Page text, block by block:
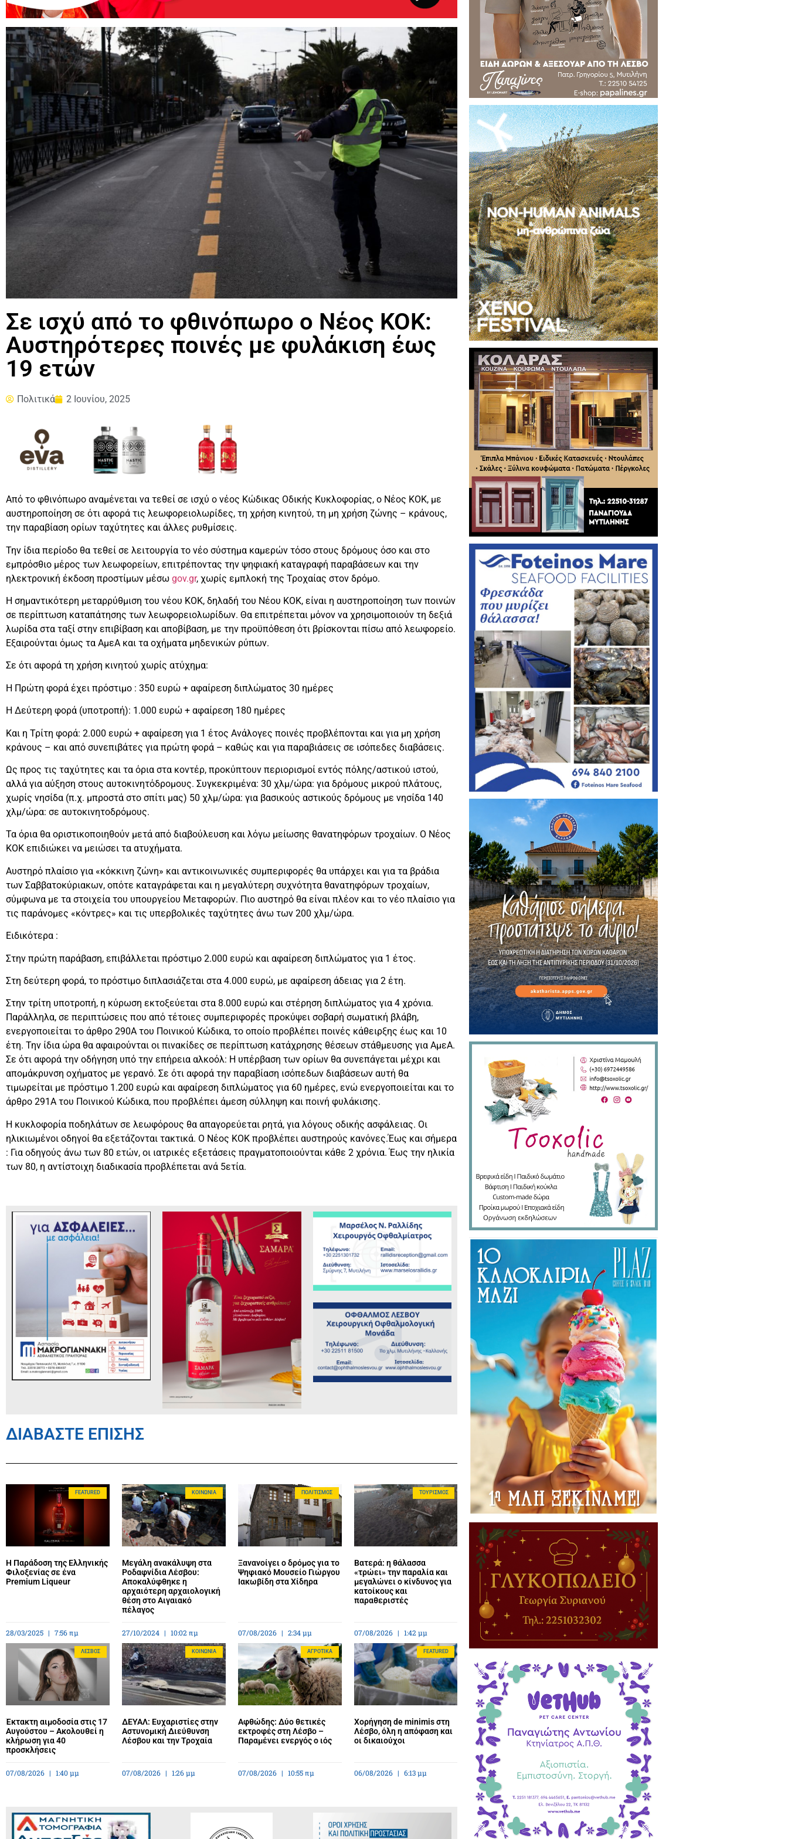
Σε ισχύ από το φθινόπωρο ο Νέος ΚΟΚ:
Αυστηρότερες ποινές με φυλάκιση έως
19 ετών
Πολιτικά 2 Ιουνίου, 2025
Από το φθινόπωρο αναμένεται να τεθεί σε ισχύ ο νέος Κώδικας Οδικής Κυκλοφορίας, ο Νέος ΚΟΚ, με
αυστηροποίηση σε ότι αφορά τις λεωφορειολωρίδες, τη χρήση κινητού, τη μη χρήση ζώνης – κράνους,
την παραβίαση ορίων ταχύτητες και άλλες ρυθμίσεις.
Την ίδια περίοδο θα τεθεί σε λειτουργία το νέο σύστημα καμερών τόσο στους δρόμους όσο και στο
εμπρόσθιο μέρος των λεωφορείων, επιτρέποντας την ψηφιακή καταγραφή παραβάσεων και την
ηλεκτρονική έκδοση προστίμων μέσω gov.gr, χωρίς εμπλοκή της Τροχαίας στον δρόμο.
Η σημαντικότερη μεταρρύθμιση του νέου ΚΟΚ, δηλαδή του Νέου ΚΟΚ, είναι η αυστηροποίηση των ποινών
σε περίπτωση καταπάτησης των λεωφορειολωρίδων. Θα επιτρέπεται μόνον να χρησιμοποιούν τη δεξιά
λωρίδα στα ταξί στην επιβίβαση και αποβίβαση, με την προϋπόθεση ότι βρίσκονται πίσω από λεωφορείο.
Εξαιρούνται όμως τα ΑμεΑ και τα οχήματα μηδενικών ρύπων.
Σε ότι αφορά τη χρήση κινητού χωρίς ατύχημα:
Η Πρώτη φορά έχει πρόστιμο : 350 ευρώ + αφαίρεση διπλώματος 30 ημέρες
Η Δεύτερη φορά (υποτροπή): 1.000 ευρώ + αφαίρεση 180 ημέρες
Και η Τρίτη φορά: 2.000 ευρώ + αφαίρεση για 1 έτος Ανάλογες ποινές προβλέπονται και για μη χρήση
κράνους – και από συνεπιβάτες για πρώτη φορά – καθώς και για παραβιάσεις σε ισόπεδες διαβάσεις.
Ως προς τις ταχύτητες και τα όρια στα κοντέρ, προκύπτουν περιορισμοί εντός πόλης/αστικού ιστού,
αλλά για αύξηση στους αυτοκινητόδρομους. Συγκεκριμένα: 30 χλμ/ώρα: για δρόμους μικρού πλάτους,
χωρίς νησίδα (π.χ. μπροστά στο σπίτι μας) 50 χλμ/ώρα: για βασικούς αστικούς δρόμους με νησίδα 140
χλμ/ώρα: σε αυτοκινητοδρόμους.
Τα όρια θα οριστικοποιηθούν μετά από διαβούλευση και λόγω μείωσης θανατηφόρων τροχαίων. Ο Νέος
ΚΟΚ επιδιώκει να μειώσει τα ατυχήματα.
Αυστηρό πλαίσιο για «κόκκινη ζώνη» και αντικοινωνικές συμπεριφορές θα υπάρχει και για τα βράδια
των Σαββατοκύριακων, οπότε καταγράφεται και η μεγαλύτερη συχνότητα θανατηφόρων τροχαίων,
σύμφωνα με τα στοιχεία του υπουργείου Μεταφορών. Πιο αυστηρό θα είναι πλέον και το νέο πλαίσιο για
τις παράνομες «κόντρες» και τις υπερβολικές ταχύτητες άνω των 200 χλμ/ώρα.
Ειδικότερα :
Στην πρώτη παράβαση, επιβάλλεται πρόστιμο 2.000 ευρώ και αφαίρεση διπλώματος για 1 έτος.
Στη δεύτερη φορά, το πρόστιμο διπλασιάζεται στα 4.000 ευρώ, με αφαίρεση άδειας για 2 έτη.
Στην τρίτη υποτροπή, η κύρωση εκτοξεύεται στα 8.000 ευρώ και στέρηση διπλώματος για 4 χρόνια.
Παράλληλα, σε περιπτώσεις που από τέτοιες συμπεριφορές προκύψει σοβαρή σωματική βλάβη,
ενεργοποιείται το άρθρο 290Α του Ποινικού Κώδικα, το οποίο προβλέπει ποινές κάθειρξης έως και 10
έτη. Την ίδια ώρα θα αφαιρούνται οι πινακίδες σε περίπτωση κατάχρησης θέσεων στάθμευσης για ΑμεΑ.
Σε ότι αφορά την οδήγηση υπό την επήρεια αλκοόλ: Η υπέρβαση των ορίων θα συνεπάγεται μέχρι και
απομάκρυνση οχήματος με γερανό. Σε ότι αφορά την παραβίαση ισόπεδων διαβάσεων αυτή θα
τιμωρείται με πρόστιμο 1.200 ευρώ και αφαίρεση διπλώματος για 60 ημέρες, ενώ ενεργοποιείται και το
άρθρο 291Α του Ποινικού Κώδικα, που προβλέπει άμεση σύλληψη και ποινή φυλάκισης.
Η κυκλοφορία ποδηλάτων σε λεωφόρους θα απαγορεύεται ρητά, για λόγους οδικής ασφάλειας. Οι
ηλικιωμένοι οδηγοί θα εξετάζονται τακτικά. Ο Νέος ΚΟΚ προβλέπει αυστηρούς κανόνες.Έως και σήμερα
: Για οδηγούς άνω των 80 ετών, οι ιατρικές εξετάσεις πραγματοποιούνται κάθε 2 χρόνια. Έως την ηλικία
των 80, η αντίστοιχη διαδικασία προβλέπεται ανά 5ετία.
ΔΙΑΒΑΣΤΕ ΕΠΙΣΗΣ
FEATURED
Η Παράδοση της Ελληνικής
Φιλοξενίας σε ένα
Premium Liqueur
28/03/2025 7:56 πμ
ΚΟΙΝΩΝΊΑ
Μεγάλη ανακάλυψη στα
Ροδαφνίδια Λέσβου:
Αποκαλύφθηκε η
αρχαιότερη αρχαιολογική
θέση στο Αιγαιακό
πέλαγος
27/10/2024 10:02 πμ
ΠΟΛΙΤΙΣΜΌΣ
Ξανανοίγει ο δρόμος για το
Ψηφιακό Μουσείο Γιώργου
Ιακωβίδη στα Χίδηρα
07/08/2026 2:34 μμ
ΤΟΥΡΙΣΜΌΣ
Βατερά: η θάλασσα
«τρώει» την παραλία και
μεγαλώνει ο κίνδυνος για
κατοίκους και
παραθεριστές
07/08/2026 1:42 μμ
ΛΈΣΒΟΣ
Έκτακτη αιμοδοσία στις 17
Αυγούστου – Ακολουθεί η
κλήρωση για 40
προσκλήσεις
07/08/2026 1:40 μμ
ΚΟΙΝΩΝΊΑ
ΔΕΥΑΛ: Ευχαριστίες στην
Αστυνομική Διεύθυνση
Λέσβου και την Τροχαία
07/08/2026 1:26 μμ
ΑΓΡΟΤΙΚΆ
Αφθώδης: Δύο θετικές
εκτροφές στη Λέσβο –
Παραμένει ενεργός ο ιός
07/08/2026 10:55 πμ
FEATURED
Χορήγηση de minimis στη
Λέσβο, όλη η απόφαση και
οι δικαιούχοι
06/08/2026 6:13 μμ